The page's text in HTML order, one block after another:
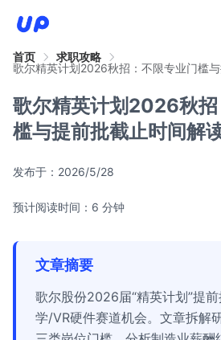
首页
求职攻略
歌尔精英计划2026秋招：不限专业门槛
歌尔精英计划2026秋招
槛与提前批截止时间解
发布于： 2026/5/28
预计阅读时间：6 分钟
文章摘要
歌尔股份2026届“精英计划”提
学/VR硬件赛道机会。文章拆解